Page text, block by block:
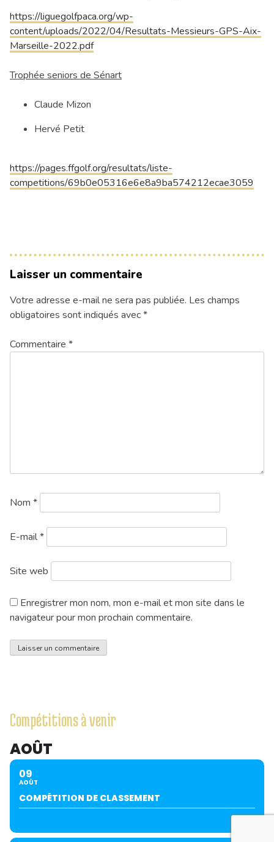
https://liguegolfpaca.org/wp-
content/uploads/2022/04/Resultats-Messieurs-GPS-Aix-
Marseille-2022.pdf
Trophée seniors de Sénart
Claude Mizon
Hervé Petit
https://pages.ffgolf.org/resultats/liste-
competitions/69b0e05316e6e8a9ba574212ecae3059
Laisser un commentaire
Votre adresse e-mail ne sera pas publiée. Les champs
obligatoires sont indiqués avec*
Commentaire *
Nom *
E-mail*
Site web
Enregistrer mon nom, mon e-mail et mon site dans le
navigateur pour mon prochain commentaire.
Compétitions à venir
AOÛT
09
AOÛT
COMPÉTITION DE CLASSEMENT